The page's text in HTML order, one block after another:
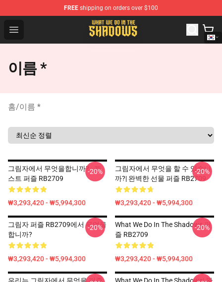
FREE shipping on orders over $100
Open menu
What We Do in the Shadows Shop - Official What We
이름 *
홈/이름 *
그림자에서 무엇을합니까? - 캐
스트 퍼즐 RB2709
₩3,293,420 - ₩5,994,300
-20%
그림자에서 무엇을 할 수 있습니
까?| 완벽한 선물 퍼즐 RB2709
₩3,293,420 - ₩5,994,300
-20%
그림자 퍼즐 RB2709에서 무엇을
합니까?
₩3,293,420 - ₩5,994,300
-20%
What We Do In The Shadows 퍼
즐 RB2709
₩3,293,420 - ₩5,994,300
-20%